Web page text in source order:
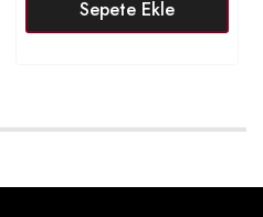
Sepete Ekle